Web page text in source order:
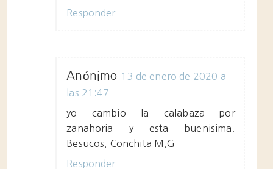
Responder
Anónimo 13 de enero de 2020 a
las 21:47
yo cambio la calabaza por
zanahoria y esta buenisima.
Besucos. Conchita M.G
Responder